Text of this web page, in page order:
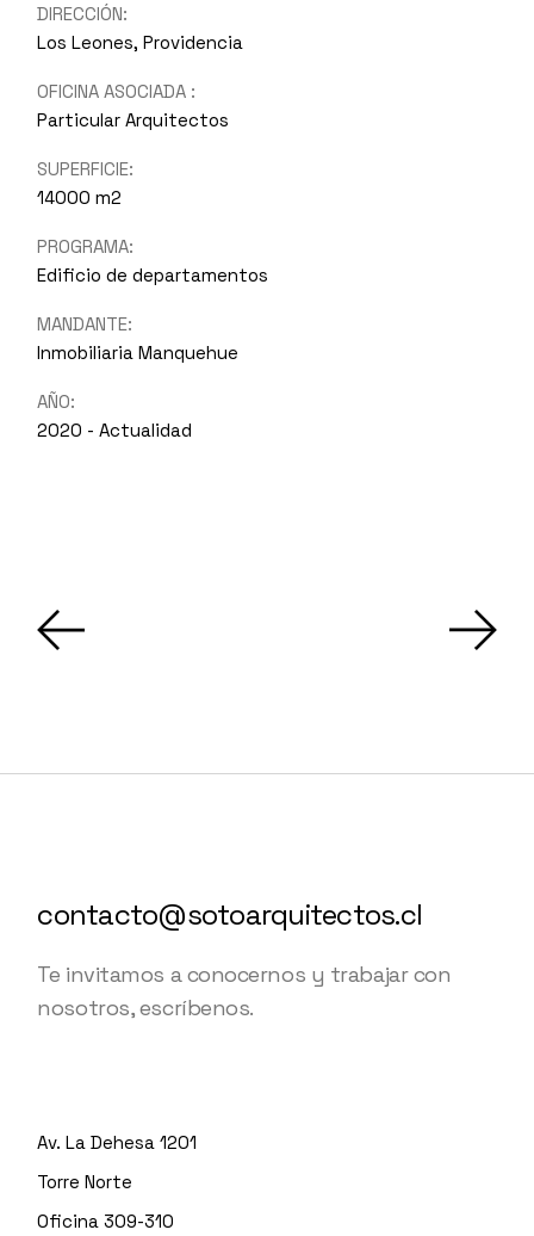
DIRECCIÓN:
Los Leones, Providencia
OFICINA ASOCIADA :
Particular Arquitectos
SUPERFICIE:
14000 m2
PROGRAMA:
Edificio de departamentos
MANDANTE:
Inmobiliaria Manquehue
AÑO:
2020 - Actualidad
contacto@sotoarquitectos.cl
Te invitamos a conocernos y trabajar con
nosotros, escríbenos.
Av. La Dehesa 1201
Torre Norte
Oficina 309-310